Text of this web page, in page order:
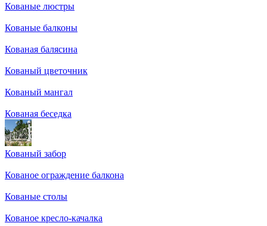
Кованые люстры
Кованые балконы
Кованая балясина
Кованый цветочник
Кованый мангал
Кованая беседка
Кованый забор
Кованое ограждение балкона
Кованые столы
Кованое кресло-качалка